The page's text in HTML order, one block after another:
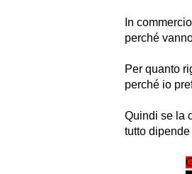
In
perché
Per quanto
perché io
Quindi se la
tutto